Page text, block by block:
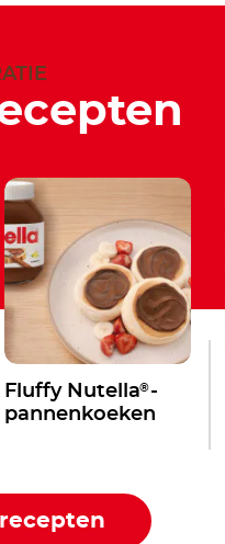
Fluffy Nutella®-
pannenkoeken